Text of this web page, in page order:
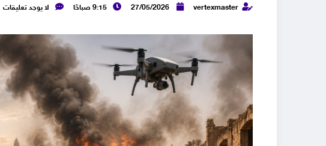
vertexmaster
27/05/2026 9:15 صباحًا لا يوجد تعليقات